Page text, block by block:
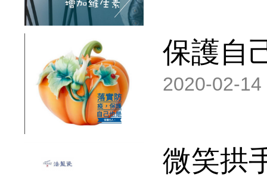
保護自
2020-02-14
微笑拱